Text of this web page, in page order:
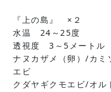
『上の島』 ×２
水温 24～25度
透視度 3～5メートル
ナヌカザメ（卵）/カミ
エビ
クダヤギクモエビ/オ